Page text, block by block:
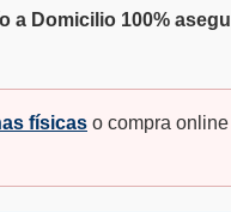
a Domicilio 100%
físicas o compra